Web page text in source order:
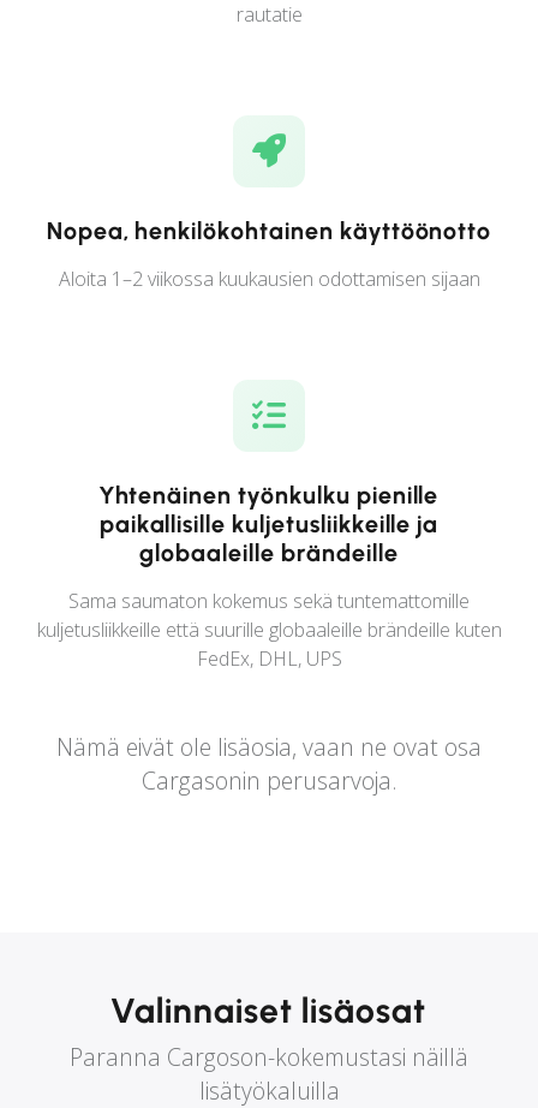
rautatie
Nopea, henkilökohtainen käyttöönotto
Aloita 1–2 viikossa kuukausien odottamisen sijaan
Yhtenäinen työnkulku pienille
paikallisille kuljetusliikkeille ja
globaaleille brändeille
Sama saumaton kokemus sekä tuntemattomille
kuljetusliikkeille että suurille globaaleille brändeille kuten
FedEx, DHL, UPS
Nämä eivät ole lisäosia, vaan ne ovat osa
Cargasonin perusarvoja.
Valinnaiset lisäosat
Paranna Cargoson-kokemustasi näillä
lisätyökaluilla